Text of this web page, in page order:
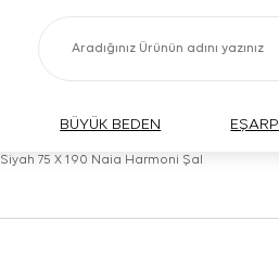
BÜYÜK BEDEN EŞARP
Siyah 75 X 190 Naia Harmoni Şal